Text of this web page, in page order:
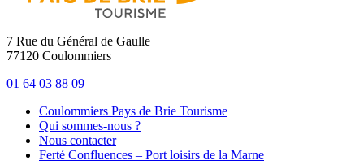
7 Rue du Général de Gaulle
77120 Coulommiers
01 64 03 88 09
Coulommiers Pays de Brie Tourisme
Qui sommes-nous ?
Nous contacter
Ferté Confluences – Port loisirs de la Marne